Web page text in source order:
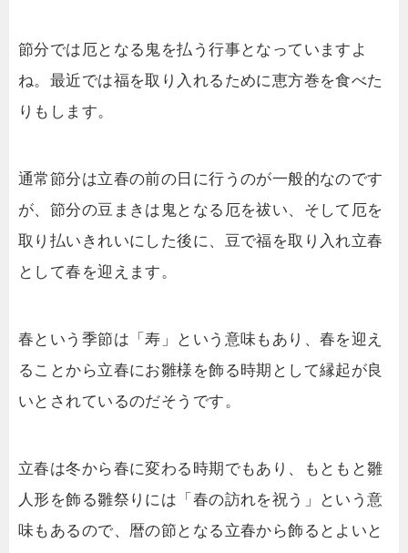
節分では厄となる鬼を払う行事となっていますよ
ね。最近では福を取り入れるために恵方巻を食べた
りもします。
通常節分は立春の前の日に行うのが一般的なのです
が、節分の豆まきは鬼となる厄を祓い、そして厄を
取り払いきれいにした後に、豆で福を取り入れ立春
として春を迎えます。
春という季節は「寿」という意味もあり、春を迎え
ることから立春にお雛様を飾る時期として縁起が良
いとされているのだそうです。
立春は冬から春に変わる時期でもあり、もともと雛
人形を飾る雛祭りには「春の訪れを祝う」という意
味もあるので、暦の節となる立春から飾るとよいと